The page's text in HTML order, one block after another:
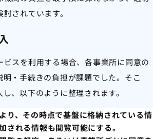
されています。
スを利用する場合、各事業所に同意の
・手続きの負担が課題でした。そこ
、以下のように整理されます。
り、その時点で基盤に格納されている情
される情報も閲覧可能にする。